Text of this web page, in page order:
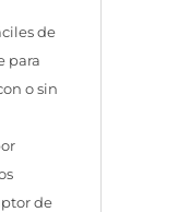
de
para
o sin
de